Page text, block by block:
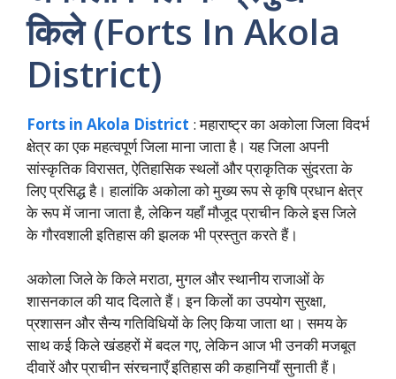
किले (Forts In Akola
District)
Forts in Akola District : महाराष्ट्र का अकोला जिला विदर्भ
क्षेत्र का एक महत्वपूर्ण जिला माना जाता है। यह जिला अपनी
सांस्कृतिक विरासत, ऐतिहासिक स्थलों और प्राकृतिक सुंदरता के
लिए प्रसिद्ध है। हालांकि अकोला को मुख्य रूप से कृषि प्रधान क्षेत्र
के रूप में जाना जाता है, लेकिन यहाँ मौजूद प्राचीन किले इस जिले
के गौरवशाली इतिहास की झलक भी प्रस्तुत करते हैं।
अकोला जिले के किले मराठा, मुगल और स्थानीय राजाओं के
शासनकाल की याद दिलाते हैं। इन किलों का उपयोग सुरक्षा,
प्रशासन और सैन्य गतिविधियों के लिए किया जाता था। समय के
साथ कई किले खंडहरों में बदल गए, लेकिन आज भी उनकी मजबूत
दीवारें और प्राचीन संरचनाएँ इतिहास की कहानियाँ सुनाती हैं।